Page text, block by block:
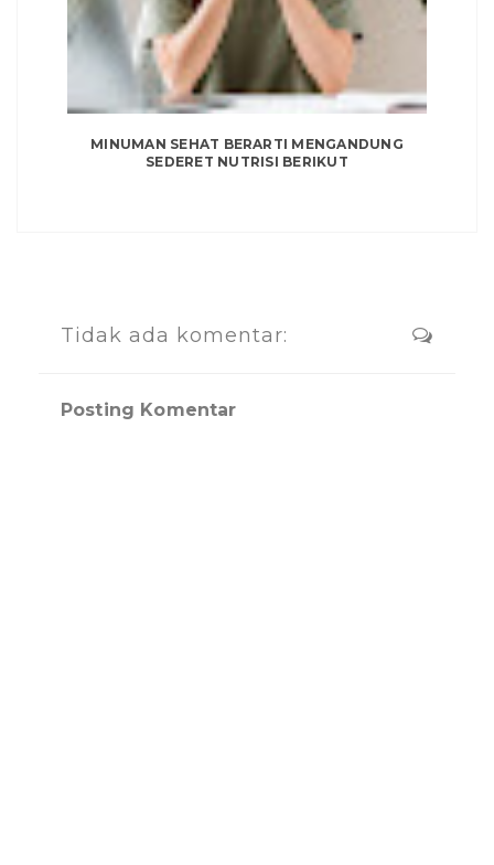
MINUMAN SEHAT BERARTI MENGANDUNG
SEDERET NUTRISI BERIKUT
Tidak ada komentar:
Posting Komentar